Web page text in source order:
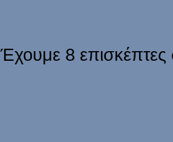
Έχουμε 8